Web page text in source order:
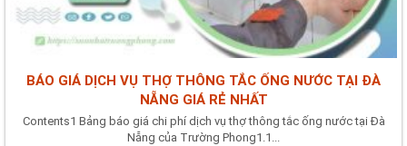
BÁO GIÁ DỊCH VỤ THỢ THÔNG TẮC ỐNG NƯỚC TẠI ĐÀ
NẴNG GIÁ RẺ NHẤT
Contents1 Bảng báo giá chi phí dịch vụ thợ thông tắc ống nước tại Đà
Nẵng của Trường Phong1.1...